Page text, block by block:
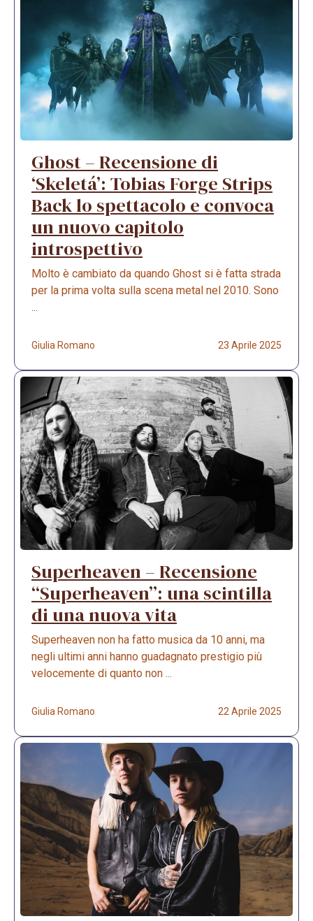
Ghost – Recensione di
‘Skeletá’: Tobias Forge Strips
Back lo spettacolo e convoca
un nuovo capitolo
introspettivo
Molto è cambiato da quando Ghost si è fatta strada
per la prima volta sulla scena metal nel 2010. Sono
...
Giulia Romano 23 Aprile 2025
Superheaven – Recensione
“Superheaven”: una scintilla
di una nuova vita
Superheaven non ha fatto musica da 10 anni, ma
negli ultimi anni hanno guadagnato prestigio più
velocemente di quanto non ...
Giulia Romano 22 Aprile 2025